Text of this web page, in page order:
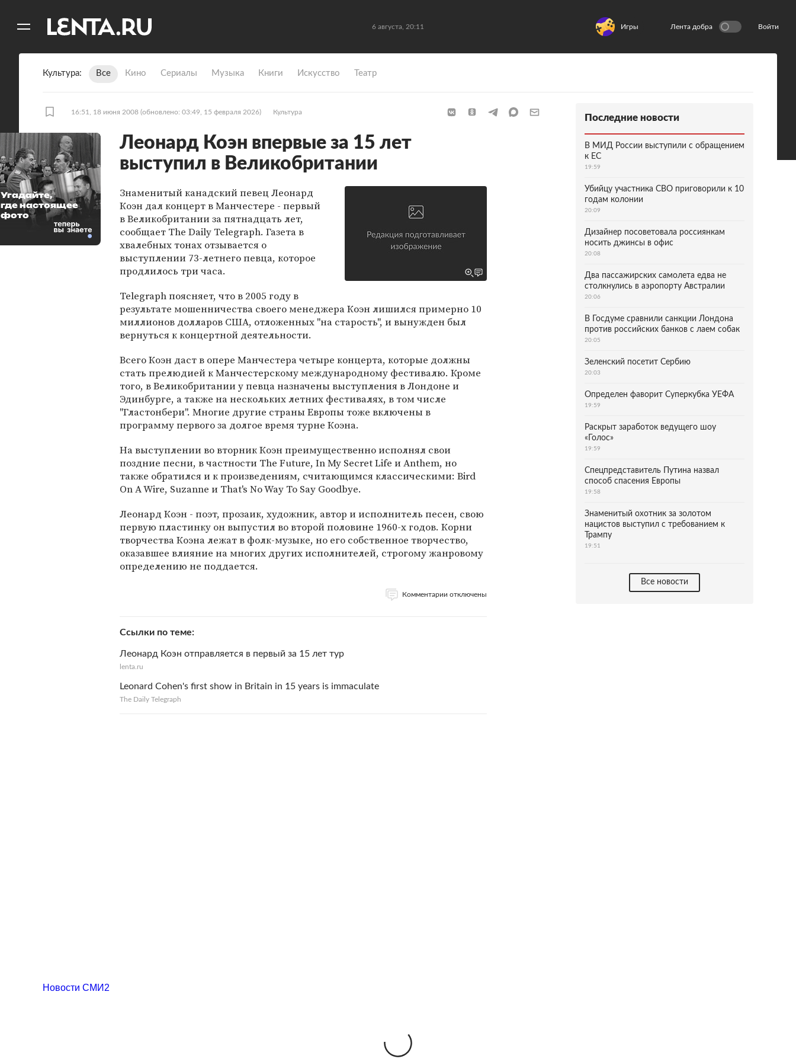
6 августа, 20:11 Игры Лента добра Войти
Культура Все Кино Сериалы Музыка Книги Искусство Театр
16:51, 18 июня 2008 (обновлено: 03:49, 15 февраля 2026) Культура
Леонард Коэн впервые за 15 лет
выступил в Великобритании
Знаменитый канадский певец Леонард
Коэн дал концерт в Манчестере - первый
в Великобритании за пятнадцать лет,
сообщает The Daily Telegraph. Газета в
хвалебных тонах отзывается о
выступлении 73-летнего певца, которое
продлилось три часа.
Telegraph поясняет, что в 2005 году в
результате мошенничества своего менеджера Коэн лишился примерно 10
миллионов долларов США, отложенных "на старость", и вынужден был
вернуться к концертной деятельности.
Всего Коэн даст в опере Манчестера четыре концерта, которые должны
стать прелюдией к Манчестерскому международному фестивалю. Кроме
того, в Великобритании у певца назначены выступления в Лондоне и
Эдинбурге, а также на нескольких летних фестивалях, в том числе
"Гластонбери". Многие другие страны Европы тоже включены в
программу первого за долгое время турне Коэна.
На выступлении во вторник Коэн преимущественно исполнял свои
поздние песни, в частности The Future, In My Secret Life и Anthem, но
также обратился и к произведениям, считающимся классическими: Bird
On A Wire, Suzanne и That's No Way To Say Goodbye.
Леонард Коэн - поэт, прозаик, художник, автор и исполнитель песен, свою
первую пластинку он выпустил во второй половине 1960-х годов. Корни
творчества Коэна лежат в фолк-музыке, но его собственное творчество,
оказавшее влияние на многих других исполнителей, строгому жанровому
определению не поддается.
Комментарии отключены
Ссылки по теме
Леонард Коэн отправляется в первый за 15 лет тур
lenta.ru
Leonard Cohen's first show in Britain in 15 years is immaculate
The Daily Telegraph
Угадайте,
где настоящее
фото
Последние новости
В МИД России выступили с обращением
к ЕС
19:59
Убийцу участника СВО приговорили к 10
годам колонии
20:09
Дизайнер посоветовала россиянкам
носить джинсы в офис
20:08
Два пассажирских самолета едва не
столкнулись в аэропорту Австралии
20:06
В Госдуме сравнили санкции Лондона
против российских банков с лаем собак
20:05
Зеленский посетит Сербию
20:03
Определен фаворит Суперкубка УЕФА
19:59
Раскрыт заработок ведущего шоу
«Голос»
19:59
Спецпредставитель Путина назвал
способ спасения Европы
19:58
Знаменитый охотник за золотом
нацистов выступил с требованием к
Трампу
19:51
Все новости
Новости СМИ2